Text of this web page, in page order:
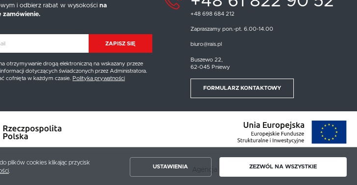
i odbierz rabat w wysokościna
zamówienie.
ZAPISZ SIĘ
otrzymywanie drogą elektroniczną na wskazany przeze
dotyczących świadczonych przez Administratora.
cofnięta w każdym czasie. Polityka prywatności
+48 698 684 212
Zapraszamy pon.-pt. 6.00-14.00
biuro@rais.pl
Buszewo 22,
62-045 Pniewy
FORMULARZ KONTAKTOWY
Agencja interaktywna[ti]Powered by2ClickShop
plików cookies klikając przycisk
USTAWIENIA ZEZWÓL NA WSZYSTKIE